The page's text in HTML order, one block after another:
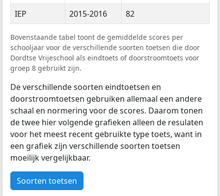
IEP
2015-2016 82
Bovenstaande tabel toont de gemiddelde scores per
schooljaar voor de verschillende soorten toetsen die door
Dordtse Vrijeschool als eindtoets of doorstroomtoets voor
groep 8 gebruikt zijn.
De verschillende soorten eindtoetsen en
doorstroomtoetsen gebruiken allemaal een andere
schaal en normering voor de scores. Daarom tonen
de twee hier volgende grafieken alleen de resulaten
voor het meest recent gebruikte type toets, want in
een grafiek zijn verschillende soorten toetsen
moeilijk vergelijkbaar.
Soorten toetsen